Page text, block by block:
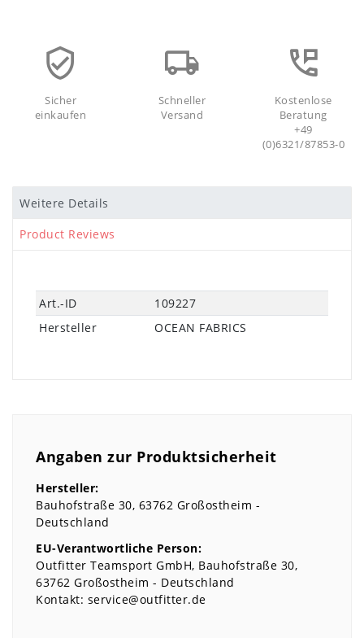
Sicher
einkaufen
Schneller
Versand
Kostenlose
Beratung
+49
(0)6321/87853-0
Weitere Details
Product Reviews
Technisches
Merkmal
Wert
Art.-ID
109227
Hersteller
OCEAN FABRICS
Angaben zur Produktsicherheit
Hersteller:
Bauhofstraße 30 63762 Großostheim
Deutschland
EU-Verantwortliche Person:
Outfitter Teamsport GmbH Bauhofstraße 30
63762 Großostheim
Deutschland
Kontakt: service@outfitter.de